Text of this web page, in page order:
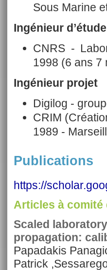
Sous Marine
Ingénieur d’étude
CNRS -
1998 (6 ans 7
Ingénieur projet
Digilog -
CRIM
1989 -
Publications
https://
Articles à comité
Scaled
propagation:
Papadakis
Patrick